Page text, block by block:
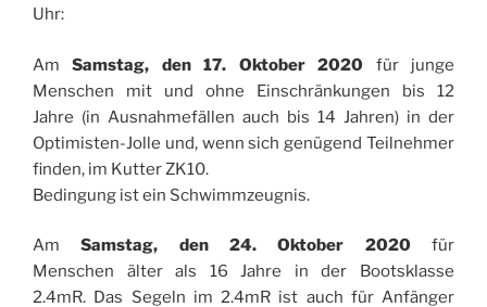
Uhr:
AmSamstag, den 17. Oktober 2020 für junge
Menschen mit und ohne Einschränkungen bis 12
Jahre (in Ausnahmefällen auch bis 14 Jahren) in der
Optimisten-Jolle und, wenn sich genügend Teilnehmer
finden, im Kutter ZK10.
Bedingung ist ein Schwimmzeugnis.
AmSamstag, den 24. Oktober 2020für
Menschen älter als 16 Jahre in der Bootsklasse
2.4mR. Das Segeln im 2.4mR ist auch für Anfänger